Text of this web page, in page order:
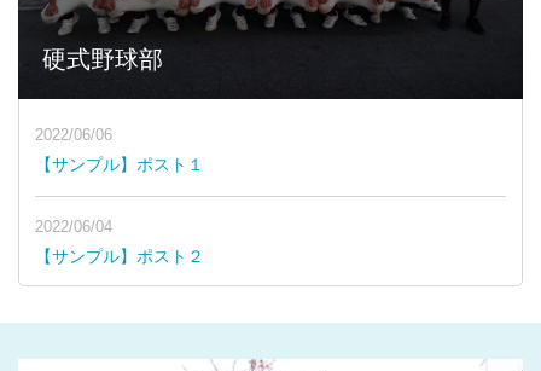
硬式野球部
2022/06/06
【サンプル】ポスト１
2022/06/04
【サンプル】ポスト２